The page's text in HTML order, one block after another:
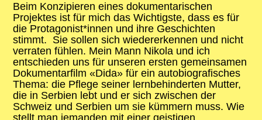
Beim Konzipieren eines dokumentarischen
Projektes ist für mich das Wichtigste, dass es für
die Protagonist*innen und ihre Geschichten
stimmt. Sie sollen sich wiedererkennen und nicht
verraten fühlen. Mein Mann Nikola und ich
entschieden uns für unseren ersten gemeinsamen
Dokumentarfilm «Dida» für ein autobiografisches
Thema: die Pflege seiner lernbehinderten Mutter,
die in Serbien lebt und er sich zwischen der
Schweiz und Serbien um sie kümmern muss. Wie